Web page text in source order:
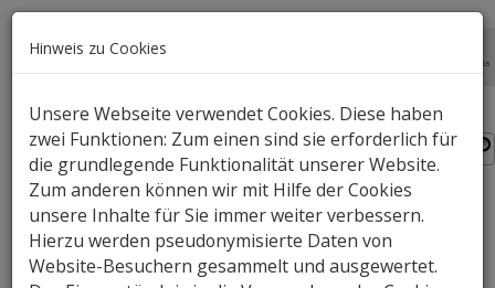
Sechs Langbärte
Ein Buch, das die Motive der
Hinweis zu Cookies
Unsere Webseite verwendet Cookies. Diese haben
zwei Funktionen: Zum einen sind sie erforderlich für
die grundlegende Funktionalität unserer Website.
Zum anderen können wir mit Hilfe der Cookies
unsere Inhalte für Sie immer weiter verbessern.
Hierzu werden pseudonymisierte Daten von
Website-Besuchern gesammelt und ausgewertet.